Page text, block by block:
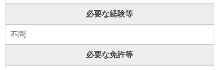
必要な経験等
不問
必要な免許等